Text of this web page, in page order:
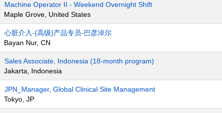
Machine Operator II - Weekend Overnight Shift
Maple Grove, United States
心脏介入-(高级)产品专员-巴彦淖尔
Bayan Nur, CN
Sales Associate, Indonesia (18-month program)
Jakarta, Indonesia
JPN_Manager, Global Clinical Site Management
Tokyo, JP